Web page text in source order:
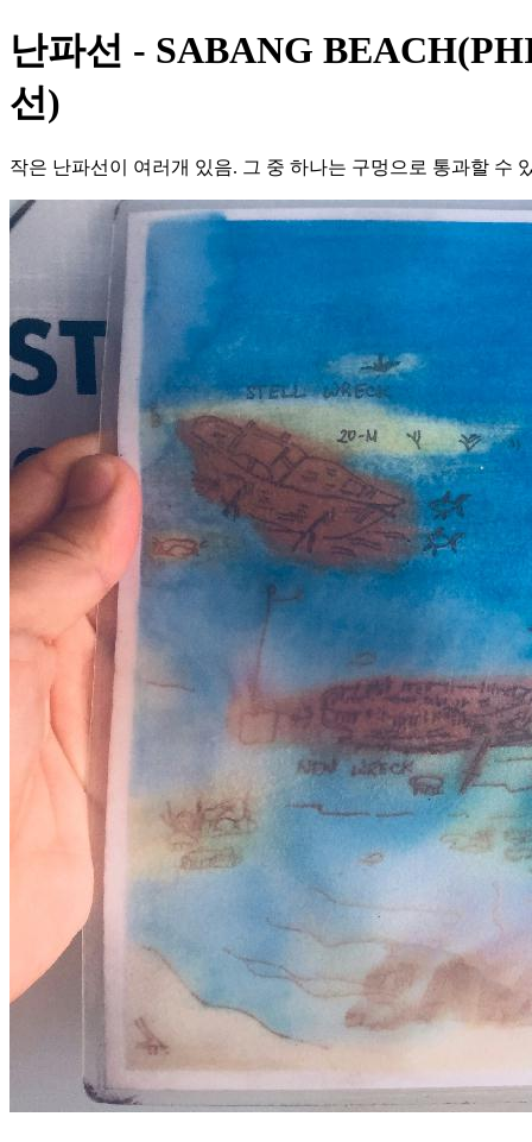
난파선 - SABANG
선)
작은 난파선이 여러개 있음. 그 중 하나는 구멍으로 통과할 수